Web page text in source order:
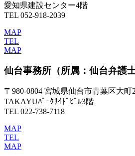
愛知県建設センター4階
TEL 052-918-2039
MAP
TEL
MAP
仙台事務所 （所属：仙台弁護
〒980-0804 宮城県仙台市青葉区大町
TAKAYUﾊﾟｰｸｻｲﾄﾞﾋﾞﾙ3階
TEL 022-738-7118
MAP
TEL
MAP